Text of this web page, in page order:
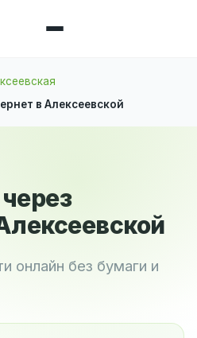
в Алексеевской
онлайн без бумаги и